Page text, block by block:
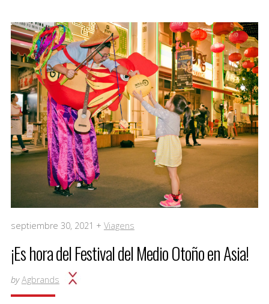
septiembre 30, 2021 + Viagens
¡Es hora del Festival del Medio Otoño en Asia!
by Agbrands